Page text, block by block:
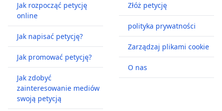
Jak rozpocząć petycję
online
Jak napisać petycję?
Jak promować petycję?
Jak zdobyć
zainteresowanie mediów
swoją petycją
Złóż petycję
polityka prywatności
Zarządzaj plikami cookie
O nas